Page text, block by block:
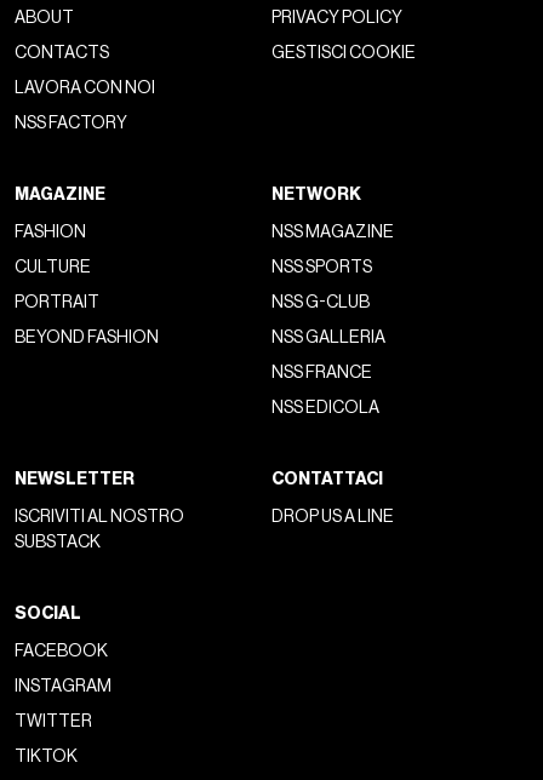
ABOUT
CONTACTS
LAVORA CON NOI
NSS FACTORY
PRIVACY POLICY
GESTISCI COOKIE
MAGAZINE
FASHION
CULTURE
PORTRAIT
BEYOND FASHION
NETWORK
NSS MAGAZINE
NSS SPORTS
NSS G-CLUB
NSS GALLERIA
NSS FRANCE
NSS EDICOLA
NEWSLETTER
ISCRIVITI AL NOSTRO
SUBSTACK
CONTATTACI
DROP US A LINE
SOCIAL
FACEBOOK
INSTAGRAM
TWITTER
TIKTOK